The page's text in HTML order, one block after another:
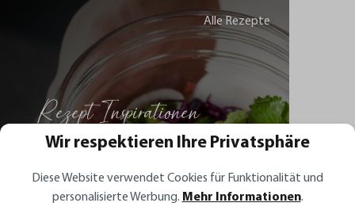
Rezept Inspirationen
Frühlingszwiebeln, Koriander und
Chili
Alle Rezepte
Wir respektieren Ihre Privatsphäre
Diese Website verwendet Cookies für Funktionalität und
personalisierte Werbung. Mehr Informationen.